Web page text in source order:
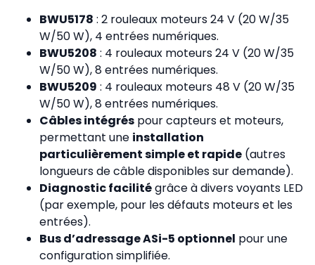
BWU5178 : 2 rouleaux moteurs 24 V (20 W/35
W/50 W), 4 entrées numériques.
BWU5208 : 4 rouleaux moteurs 24 V (20 W/35
W/50 W), 8 entrées numériques.
BWU5209 : 4 rouleaux moteurs 48 V (20 W/35
W/50 W), 8 entrées numériques.
Câbles intégrés pour capteurs et moteurs,
permettant une installation
particulièrement simple et rapide (autres
longueurs de câble disponibles sur demande).
Diagnostic facilitégrâce à divers voyants LED
(par exemple, pour les défauts moteurs et les
entrées).
Bus d’adressage ASi-5 optionnel pour une
configuration simplifiée.